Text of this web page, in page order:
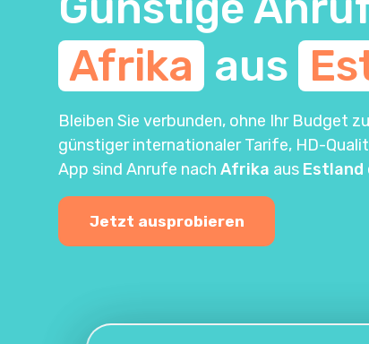
Afrika aus
Bleiben Sie verbunden, ohne Ihr Budget
günstiger internationaler Tarife, HD-
App sind Anrufe nach Afrika aus Estland
Jetzt ausprobieren